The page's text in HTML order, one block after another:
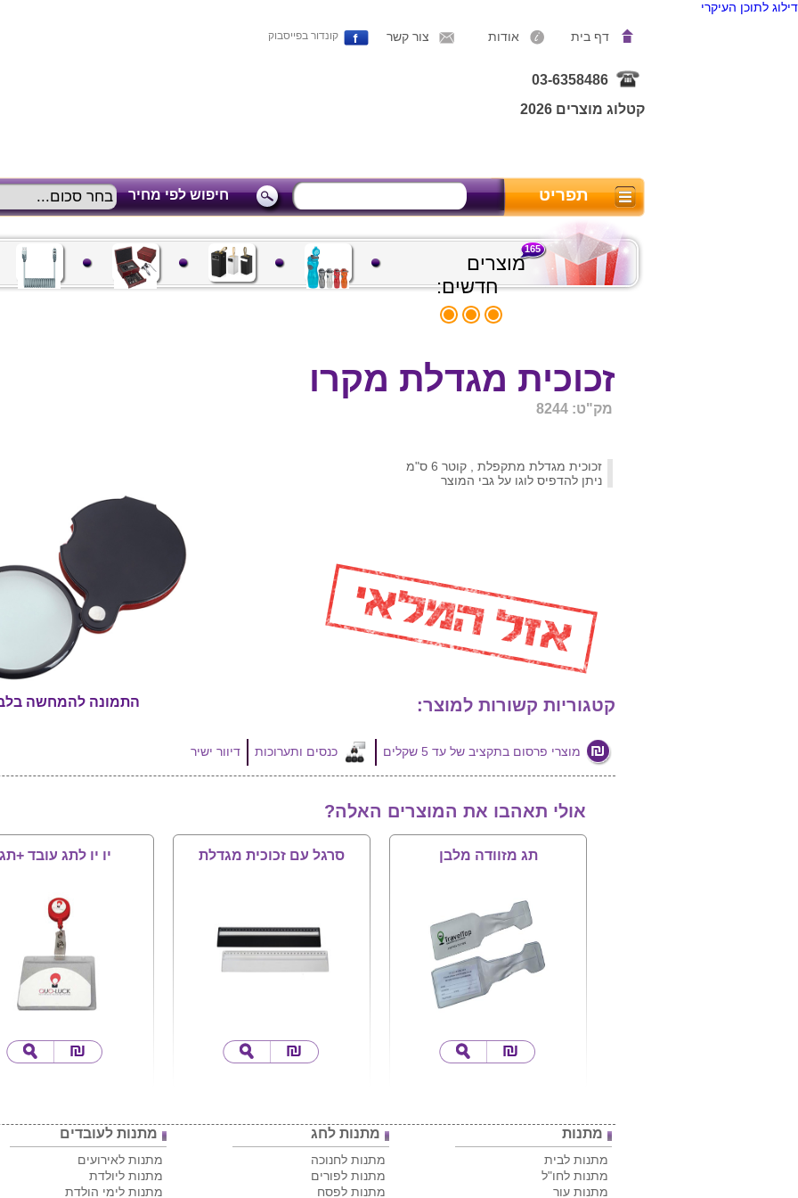
דילוג לתוכן העיקרי
דף בית אודות צור קשר קונדור בפייסבוק
03-6358486
קטלוג מוצרים 2026
תפריט חיפוש לפי מחיר
מוצרים
חדשים:
165
זכוכית מגדלת מקרו
מק"ט: 8244
התמונה להמחשה
זכוכית מגדלת מתקפלת , קוטר 6 ס"מ
ניתן להדפיס לוגו על גבי המוצר
קטגוריות קשורות למוצר:
מוצרי פרסום בתקציב של עד 5 שקלים כנסים ותערוכות דיוור ישיר
אולי תאהבו את המוצרים האלה?
תג מזוודה מלבן סרגל עם זכוכית מגדלת יו יו לתג עובד +תג
מתנות
מתנות לבית
מתנות לחו"ל
מתנות עור
מתנות לחג
מתנות לחנוכה
מתנות לפורים
מתנות לפסח
מתנות לעובדים
מתנות לאירועים
מתנות ליולדת
מתנות לימי הולדת